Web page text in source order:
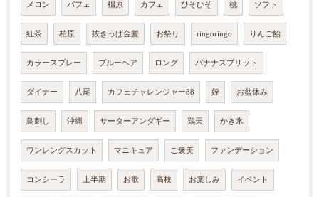
メロン パフェ 橿原 カフェ ひそひそ 桃 ソフト
紅茶 柏原 抜きっぱ金髪 お祭り ringoringo りんご飴
カラースプレー ブルーヘア ロング バナナスプリット
ダイナー 八尾 カフェチャレンジャー88 姪 お盆休み
鳥刺し 沖縄 サーターアンダギー 鶏天 かき氷
ワンレングスカット マニキュア ご褒美 ファンデーション
コンシーラ 上半期 お歌 高校 お楽しみ イベント